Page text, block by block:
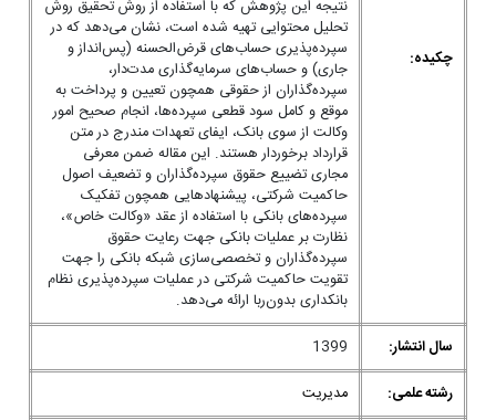
چکیده:
نتیجه این پژوهش که با استفاده از روش تحقیق روش
تحلیل محتوایی تهیه شده است، نشان می‌دهد که در
سپرده‌پذیری حساب‌های قرض‌الحسنه (پس‌انداز و
جاری) و حساب‌های سرمایه‌گذاری مدت‌دار،
سپرده‌گذاران از حقوقی همچون تعیین و پرداخت به
موقع و کامل سود قطعی سپرده‌ها، انجام صحیح امور
وکالت از سوی بانک، ایفای تعهدات مندرج در متن
قرارداد برخوردار هستند. این مقاله ضمن معرفی
مجاری تضییع حقوق سپرده‌گذاران و تضعیف اصول
حاکمیت شرکتی، پیشنهادهایی همچون تفکیک
سپرده‌های بانکی با استفاده از عقد «وکالت خاص»،
نظارت بر عملیات بانکی جهت رعایت حقوق
سپرده‌گذاران و تخصصی‌سازی شبکه بانکی را جهت
تقویت حاکمیت شرکتی در عملیات سپرده‌پذیری نظام
بانکداری بدون‌ربا ارائه می‌دهد.
سال انتشار:
1399
رشته علمی:
مدیریت